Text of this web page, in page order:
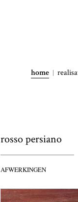
home
rosso persiano
AFWERKINGEN